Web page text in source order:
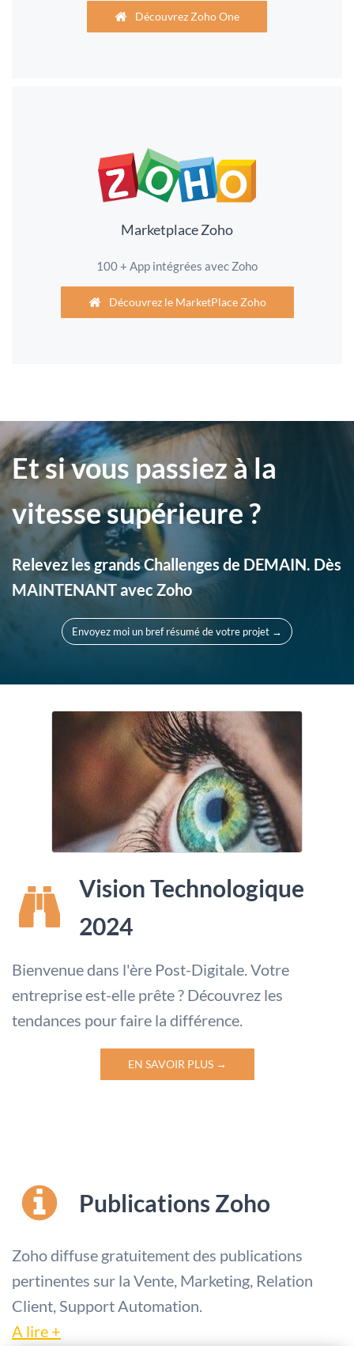
Découvrez Zoho One
Marketplace Zoho
100 + App intégrées avec Zoho
Découvrez le MarketPlace Zoho
Et si vous passiez à la
vitesse supérieure ?
Relevez les grands Challenges de DEMAIN. Dès
MAINTENANT avec Zoho
Envoyez moi un bref résumé de votre projet →
Vision Technologique
2024
Bienvenue dans l'ère Post-Digitale.Votre
entreprise est-elle prête ? Découvrez les
tendances pour faire la différence.
EN SAVOIR PLUS →
Publications Zoho
Zoho diffuse gratuitement des publications
pertinentes sur la Vente, Marketing, Relation
Client, Support Automation.
A lire +